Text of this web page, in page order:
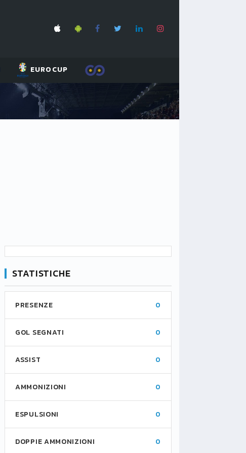
EUROCUP
STATISTICHE
PRESENZE 0
GOL SEGNATI 0
ASSIST 0
AMMONIZIONI 0
ESPULSIONI 0
DOPPIE AMMONIZIONI 0